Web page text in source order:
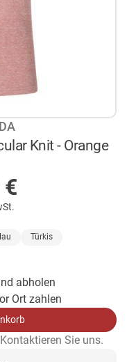
Knit - Orange
€
Türkis
abholen
Ort zahlen
Sie uns.